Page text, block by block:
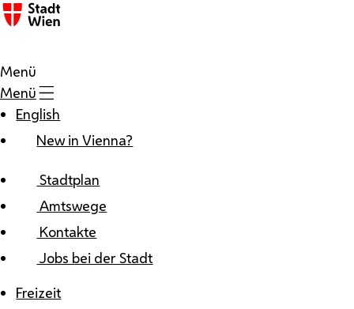
Zum Inhalt
Menü
Menü
English
New in Vienna?
Stadtplan
Amtswege
Kontakte
Jobs bei der Stadt
Freizeit